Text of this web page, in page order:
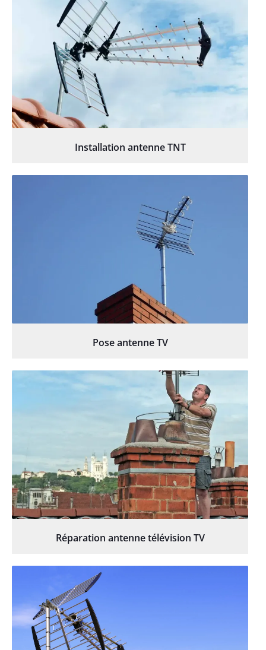
Installation antenne TNT
Pose antenne TV
Réparation antenne télévision TV